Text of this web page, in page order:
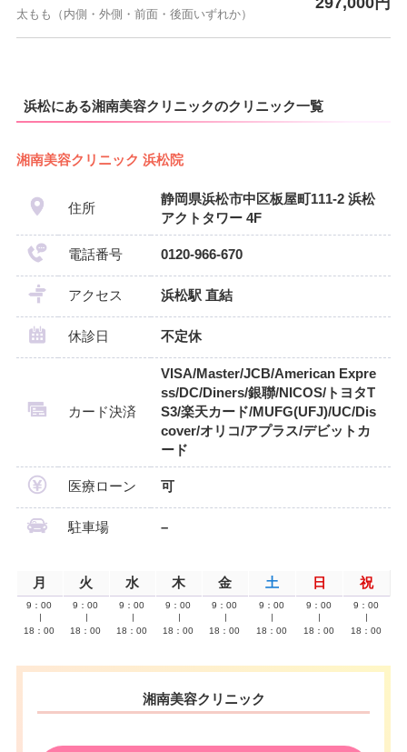
太もも（内側・外側・前面・後面いずれか）
浜松にある湘南美容クリニックのクリニック一覧
湘南美容クリニック 浜松院
住所
静岡県浜松市中区板屋町111-2 浜松
アクトタワー 4F
電話番号 0120-966-670
アクセス 浜松駅 直結
休診日 不定休
カード決済
VISA/Master/JCB/American Expre
ss/DC/Diners/銀聯/NICOS/トヨタT
S3/楽天カード/MUFG(UFJ)/UC/Dis
cover/オリコ/アプラス/デビットカ
ード
医療ローン 可
駐車場 –
月 火 水 木 金 土 日 祝
9：00
18：00
9：00
18：00
9：00
18：00
9：00
18：00
9：00
18：00
9：00
18：00
9：00
18：00
9：00
18：00
湘南美容クリニック